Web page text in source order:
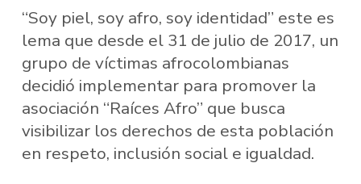
“Soy piel, soy afro, soy identidad” este es
lema que desde el 31 de julio de 2017, un
grupo de víctimas afrocolombianas
decidió implementar para promover la
asociación “Raíces Afro” que busca
visibilizar los derechos de esta población
en respeto, inclusión social e igualdad.